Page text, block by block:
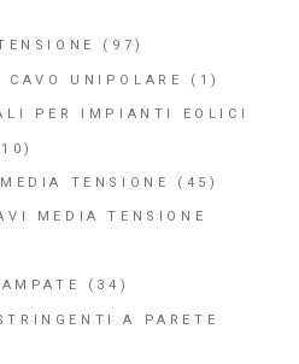
(97)
UNIPOLARE (1)
PER IMPIANTI EOLICI
TENSIONE (45)
MEDIA TENSIONE
(34)
A PARETE